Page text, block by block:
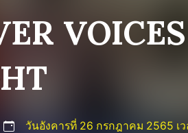
วันอังคารที่ 26 กรกฎาคม 2565 เ